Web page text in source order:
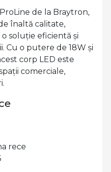
de la Braytron,
înaltă calitate,
soluție eficientă și
Cu o putere de 18W și
corp LED este
comerciale,
rece